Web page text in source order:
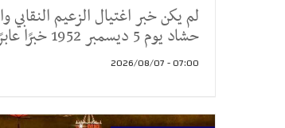
لم يكن خبر اغتيال الزعيم النقابي
حشاد يوم 5 ديسمبر 1952 خبرًا عابرًا في الذاكرة الت
07:00 - 2026/08/07